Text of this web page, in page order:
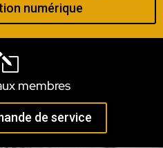
numérique
membres
de service